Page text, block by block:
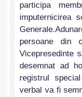
participa
imputernicirea
persoane din
Vicepresedinte
desemnat ad
registrul
verbal va fi